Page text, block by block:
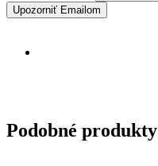
Upozorniť Emailom
Podobné produkty